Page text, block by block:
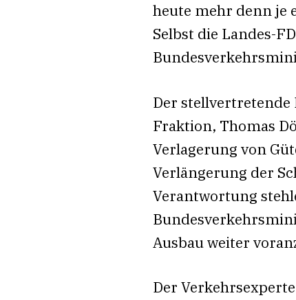
heute mehr denn je
Selbst die Landes-
Der stellvertretende
Fraktion, Thomas
Verlagerung von
Verlängerung der
Verantwortung
Ausbau weiter
Der